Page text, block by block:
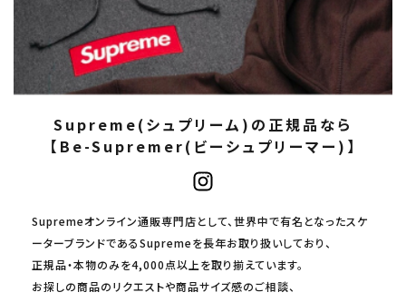
Supreme(シュプリーム)の正規品なら
【Be-Supremer(ビーシュプリーマー)】
Supremeオンライン通販専門店として、世界中で有名となったスケ
ーターブランドであるSupremeを長年お取り扱いしており、
正規品・本物のみを4,000点以上を取り揃えています。
お探しの商品のリクエストや商品サイズ感のご相談、